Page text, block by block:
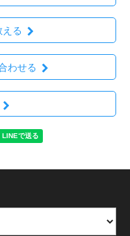
る
わせる